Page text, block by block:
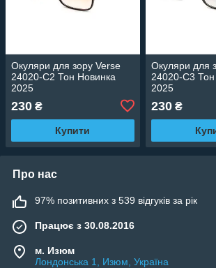
Окуляри для зору Verse
24020-C2 Тон Новинка
2025
230 ₴
Купити
Окуляри для
24020-C3
2025
230₴
Про нас
97% позитивних з 539 відгуків за рік
Працює з 30.08.2016
м. Изюм
Лондонська 1, Изюм, Україна